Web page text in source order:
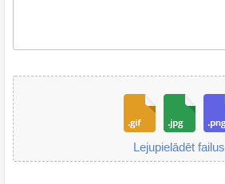
Lejupielādēt failus